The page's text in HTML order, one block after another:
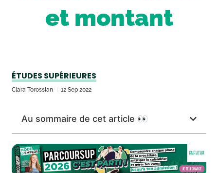
et montant
ÉTUDES SUPÉRIEURES
Clara Torossian 12 Sep 2022
Au sommaire de cet article 👀